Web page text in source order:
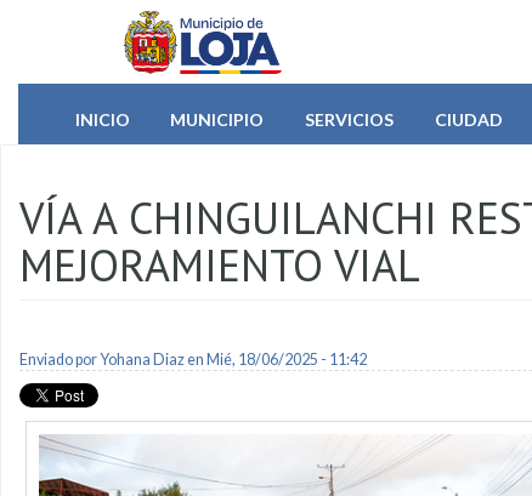
Pasar al contenido principal
INICIO
MUNICIPIO SERVICIOS CIUDAD
VÍA A CHINGUILANCHI
MEJORAMIENTO VIAL
Enviado porYohana Diazen Mié, 18/06/2025 - 11:42